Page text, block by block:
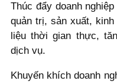
Thúc đẩy doanh
quản trị, sản xuất,
liệu thời gian thực,
dịch vụ.
Khuyến khích doanh